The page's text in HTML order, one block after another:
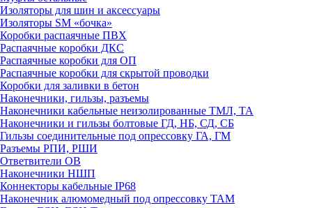
Изоляторы для шин и аксессуары
Изоляторы SM «бочка»
Коробки распаячные ПВХ
Распаячные коробки ДКС
Распаячные коробки для ОП
Распаячные коробки для скрытой проводки
Коробки для заливки в бетон
Наконечники, гильзы, разъемы
Наконечники кабельные неизолированные ТМЛ, ТА
Наконечники и гильзы болтовые ГД, НБ, СД, СБ
Гильзы соединительные под опрессовку ГА, ГМ
Разъемы РПИ, РШИ
Ответвители ОВ
Наконечники НШП
Коннекторы кабельные IP68
Наконечник алюмомедный под опрессовку ТАМ